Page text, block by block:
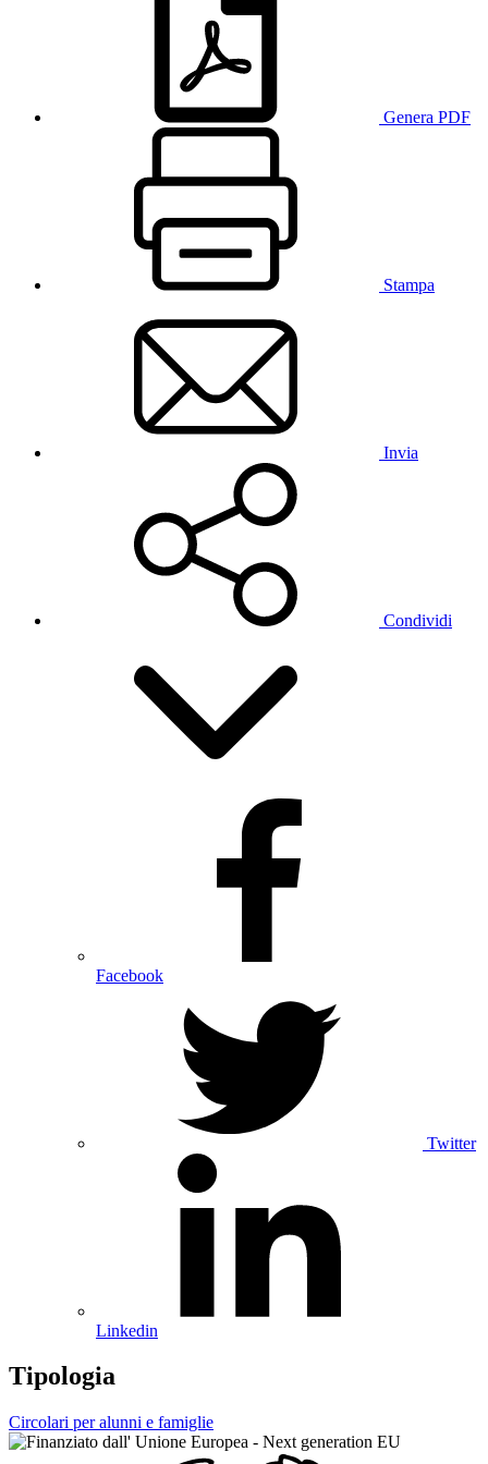
Genera PDF
Stampa
Invia
Condividi
Facebook
Twitter
Linkedin
Tipologia
Circolari per alunni e famiglie